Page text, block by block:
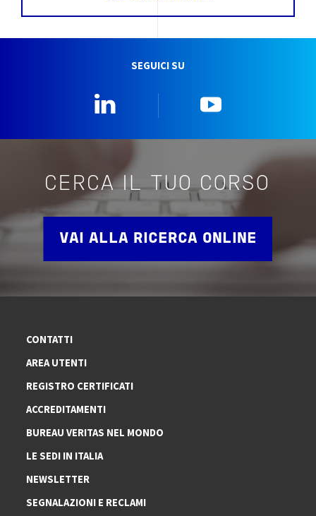
SEGUICI SU
CERCA IL TUO CORSO
VAI ALLA RICERCA ONLINE
CONTATTI
AREA UTENTI
REGISTRO CERTIFICATI
ACCREDITAMENTI
BUREAU VERITAS NEL MONDO
LE SEDI IN ITALIA
NEWSLETTER
SEGNALAZIONI E RECLAMI